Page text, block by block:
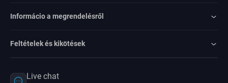
Informácio a megrendelésről
Feltételek és kikötések
Live chat